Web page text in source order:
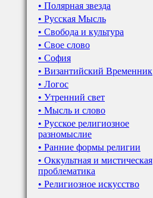
• Полярная звезда
• Русская Мысль
• Свобода и культура
• Свое слово
• София
• Византийский Временник
• Логос
• Утренний свет
• Мысль и слово
• Русское религиозное
разномыслие
• Ранние формы религии
• Оккультная и мистическая
проблематика
• Религиозное искусство